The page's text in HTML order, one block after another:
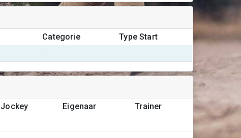
Categorie
Type Start
- -
Jockey Eigenaar
Trainer